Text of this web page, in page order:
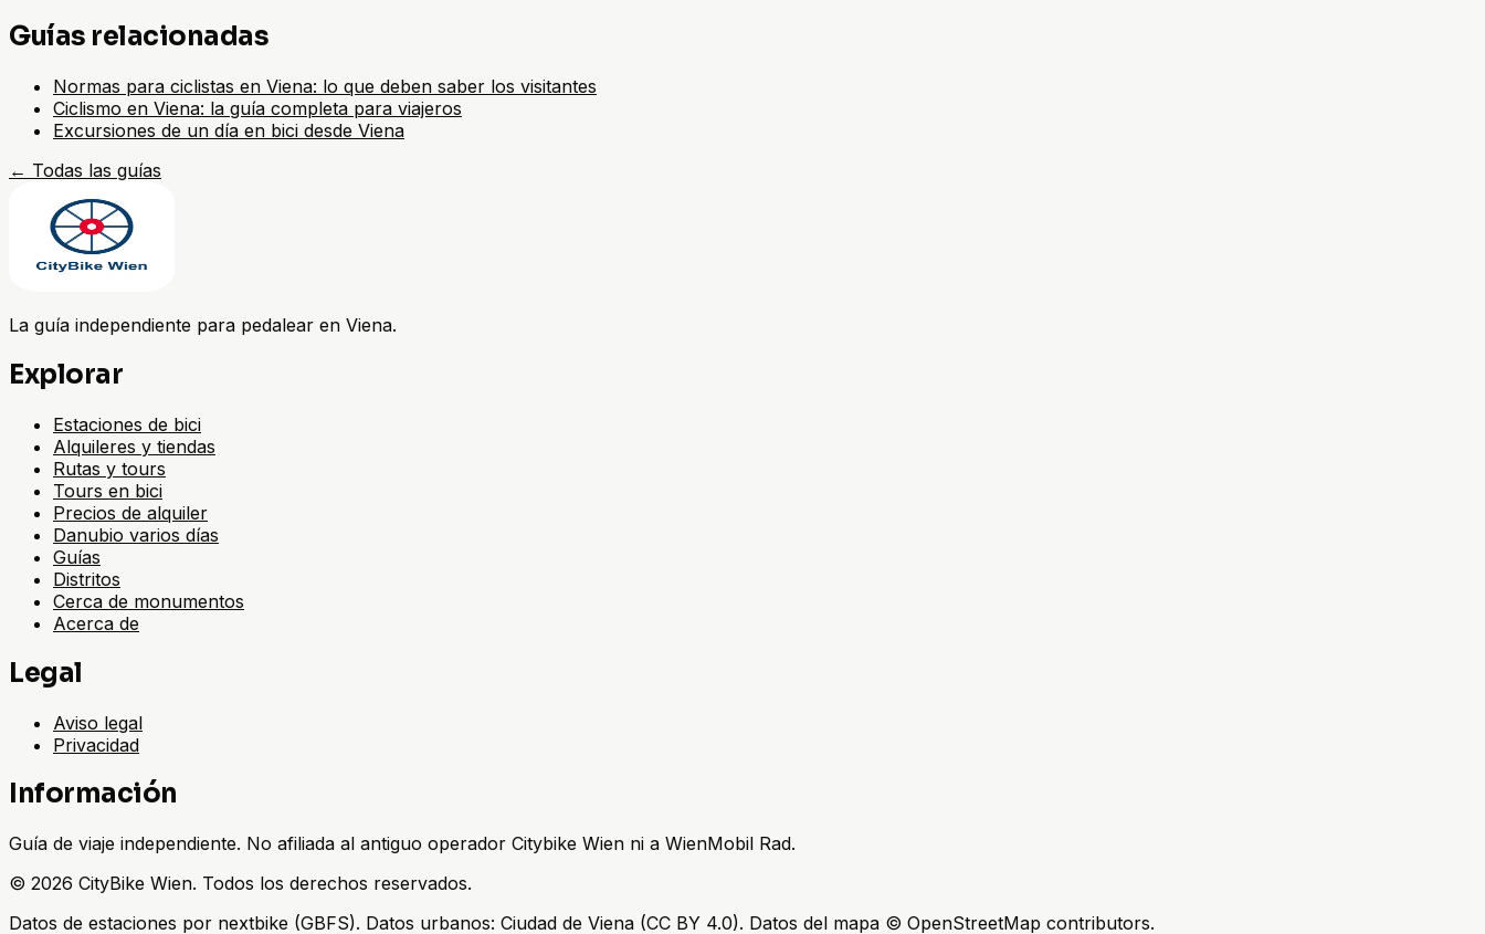
Guías relacionadas
Normas para ciclistas en Viena: lo que deben saber los visitantes
Ciclismo en Viena: la guía completa para viajeros
Excursiones de un día en bici desde Viena
← Todas las guías
La guía independiente para pedalear en Viena.
Explorar
Estaciones de bici
Alquileres y tiendas
Rutas y tours
Tours en bici
Precios de alquiler
Danubio varios días
Guías
Distritos
Cerca de monumentos
Acerca de
Legal
Aviso legal
Privacidad
Información
Guía de viaje independiente. No afiliada al antiguo operador Citybike Wien ni a WienMobil Rad.
© 2026 CityBike Wien. Todos los derechos reservados.
Datos de estaciones por nextbike (GBFS). Datos urbanos: Ciudad de Viena (CC BY 4.0). Datos del mapa © OpenStreetMap contributors.